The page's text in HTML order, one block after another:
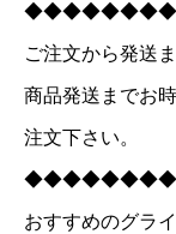
ご注文から発送
商品発送までお
注文下さい。
おすすめのグラ